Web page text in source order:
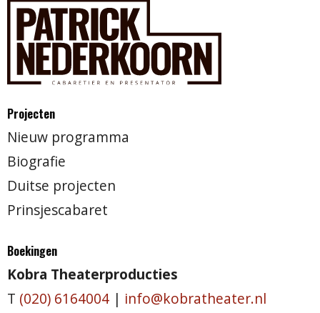
Projecten
Nieuw programma
Biografie
Duitse projecten
Prinsjescabaret
Boekingen
Kobra Theaterproducties
T (020) 6164004 | info@kobratheater.nl